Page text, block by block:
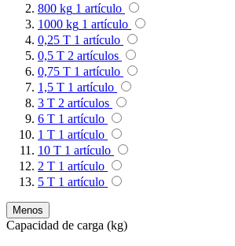
800 kg 1 artículo
1000 kg 1 artículo
0,25 T 1 artículo
0,5 T 2 artículos
0,75 T 1 artículo
1,5 T 1 artículo
3 T 2 artículos
6 T 1 artículo
1 T 1 artículo
10 T 1 artículo
2 T 1 artículo
5 T 1 artículo
Menos
Capacidad de carga (kg)